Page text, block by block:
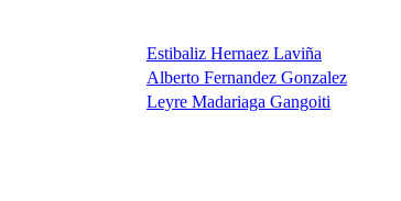
Estibaliz Hernaez Laviña
Alberto Fernandez Gonzalez
Leyre Madariaga Gangoiti